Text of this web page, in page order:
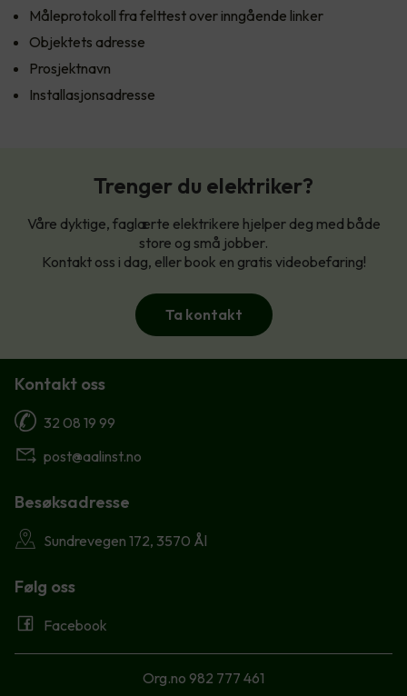
Måleprotokoll fra felttest over inngående linker
Objektets adresse
Prosjektnavn
Installasjonsadresse
Trenger du elektriker?
Våre dyktige, faglærte elektrikere hjelper deg med både
store og små jobber.
Kontakt oss i dag, eller book en gratis videobefaring!
Ta kontakt
Kontakt oss
32 08 19 99
post@aalinst.no
Besøksadresse
Sundrevegen 172, 3570 Ål
Følg oss
Facebook
Org.no 982 777 461